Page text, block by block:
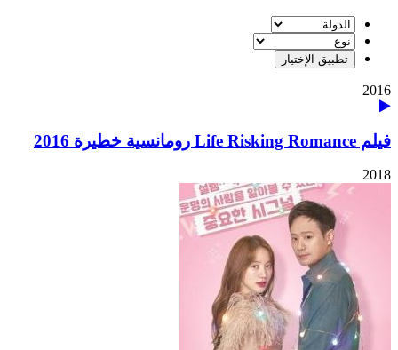
2016
فيلم Life Risking Romance رومانسية خطيرة 2016
2018